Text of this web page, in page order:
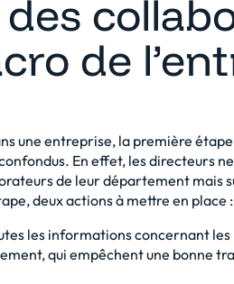
de
une entreprise, la première
En effet, les directeurs
de leur département mais
deux actions à mettre en place :
les informations concernant les
qui empêchent une bonne